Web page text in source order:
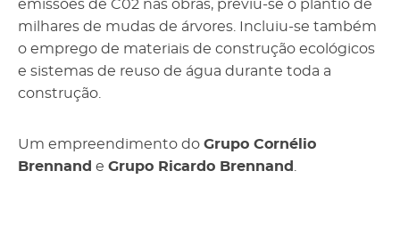
emissões de C02 nas obras, previu-se o plantio de
milhares de mudas de árvores. Incluiu-se também
o emprego de materiais de construção ecológicos
e sistemas de reuso de água durante toda a
construção.
Um empreendimento do Grupo Cornélio
Brennand e Grupo Ricardo Brennand .